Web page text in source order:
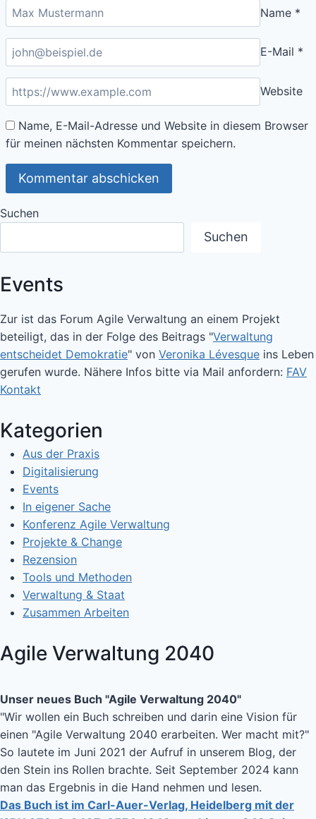
Name *
E-Mail *
Website
Name, E-Mail-Adresse und Website in diesem Browser
für meinen nächsten Kommentar speichern.
Suchen
Suchen
Events
Zur ist das Forum Agile Verwaltung an einem Projekt
beteiligt, das in der Folge des Beitrags "Verwaltung
entscheidet Demokratie" von Veronika Lévesque ins Leben
gerufen wurde. Nähere Infos bitte via Mail anfordern: FAV
Kontakt
Kategorien
Aus der Praxis
Digitalisierung
Events
In eigener Sache
Konferenz Agile Verwaltung
Projekte & Change
Rezension
Tools und Methoden
Verwaltung & Staat
Zusammen Arbeiten
Agile Verwaltung 2040
Unser neues Buch "Agile Verwaltung 2040"
"Wir wollen ein Buch schreiben und darin eine Vision für
einen "Agile Verwaltung 2040 erarbeiten. Wer macht mit?"
So lautete im Juni 2021 der Aufruf in unserem Blog, der
den Stein ins Rollen brachte. Seit September 2024 kann
man das Ergebnis in die Hand nehmen und lesen.
Das Buch ist im Carl-Auer-Verlag, Heidelberg mit der